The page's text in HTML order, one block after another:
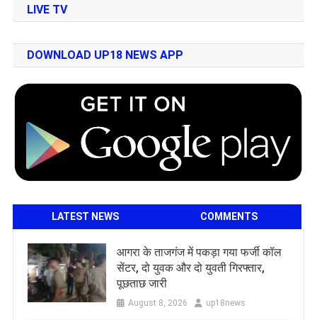
LIVE TV
DOWNLOAD UP18 NEWS APP
LATEST NEWS COMMENTS
आगरा के ताजगंज में पकड़ा गया फर्जी कॉल
सेंटर, दो युवक और दो युवती गिरफ्तार,
पूछताछ जारी
August 8, 2026 up18news